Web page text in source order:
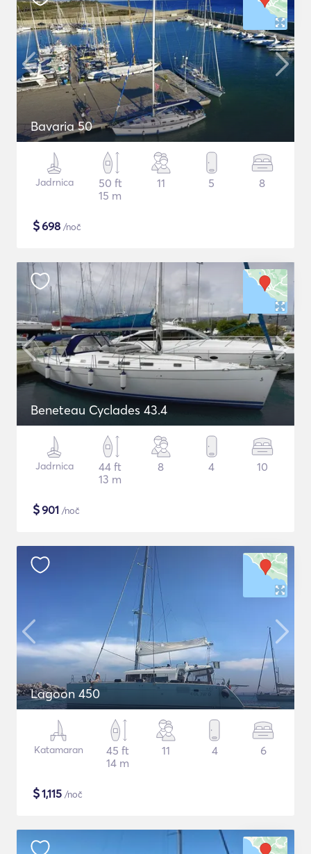
Bavaria 50
Jadrnica
50 ft
15 m
11 5 8
$698 /noč
Beneteau Cyclades 43.4
Jadrnica
44 ft
13 m
8 4 10
$901 /noč
Lagoon 450
Katamaran
45 ft
14 m
11 4 6
$1,115 /noč